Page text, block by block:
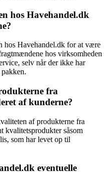
hos Havehandel.dk
hos Havehandel.dk for at være
hos virksomheden
selv når der ikke har
fra
af kunderne?
af produkterne fra
kvalitetsprodukter såsom
som har levet op til
eventuelle